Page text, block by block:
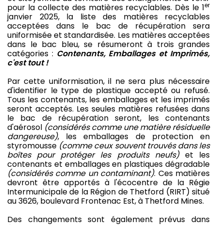
pour la collecte des matières recyclables. Dès le 1er
janvier 2025, la liste des matières recyclables
acceptées dans le bac de récupération sera
uniformisée et standardisée. Les matières acceptées
dans le bac bleu, se résumeront à trois grandes
catégories : Contenants, Emballages et Imprimés,
c'est tout !
Par cette uniformisation, il ne sera plus nécessaire
d'identifier le type de plastique accepté ou refusé.
Tous les contenants, les emballages et les imprimés
seront acceptés. Les seules matières refusées dans
le bac de récupération seront, les contenants
d'aérosol (considérés comme une matière résiduelle
dangereuse), les emballages de protection en
styromousse (comme ceux souvent trouvés dans les
boîtes pour protéger les produits neufs)et les
contenants et emballages en plastiques dégradable
(considérés comme un contaminant). Ces matières
devront être apportés à l'écocentre de la Régie
Intermunicipale de la Région de Thetford (RIRT) situé
au 3626, boulevard Frontenac Est, à Thetford Mines.
Des changements sont également prévus dans